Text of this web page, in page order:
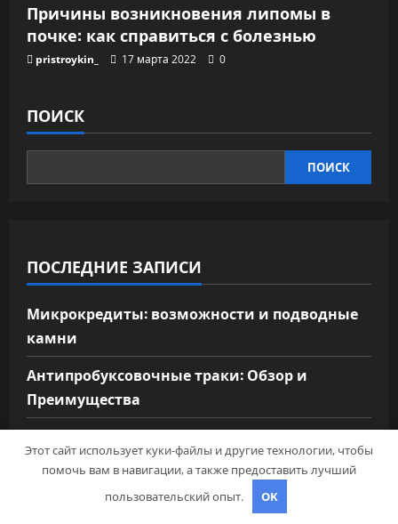
Причины возникновения липомы в
почке: как справиться с болезнью
pristroykin_ 17 марта 2022 0
ПОИСК
ПОИСК
ПОСЛЕДНИЕ ЗАПИСИ
Микрокредиты: возможности и подводные
камни
Антипробуксовочные траки: Обзор и
Преимущества
Чаны для бани: преимущества, виды и
особенности использования
Стойки опор ЛЭП
Этот сайт использует куки-файлы и другие технологии, чтобы
помочь вам в навигации, а также предоставить лучший
пользовательский опыт.
OK